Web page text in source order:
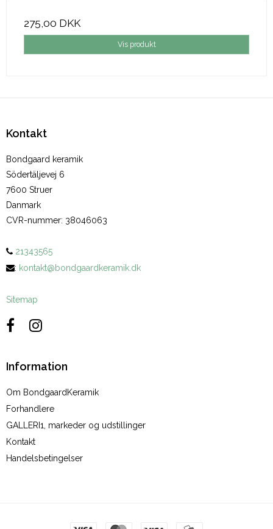
275,00 DKK
Vis produkt
Kontakt
Bondgaard keramik
Södertäljevej 6
7600 Struer
Danmark
CVR-nummer: 38046063
21343565
: kontakt@bondgaardkeramik.dk
Sitemap
Information
Om BondgaardKeramik
Forhandlere
GALLERI1, markeder og udstillinger
Kontakt
Handelsbetingelser